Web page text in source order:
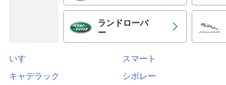
ランドローバ
ー
いすゞ スマート
キャデラック
シボレー